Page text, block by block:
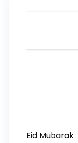
Eid Mubarak